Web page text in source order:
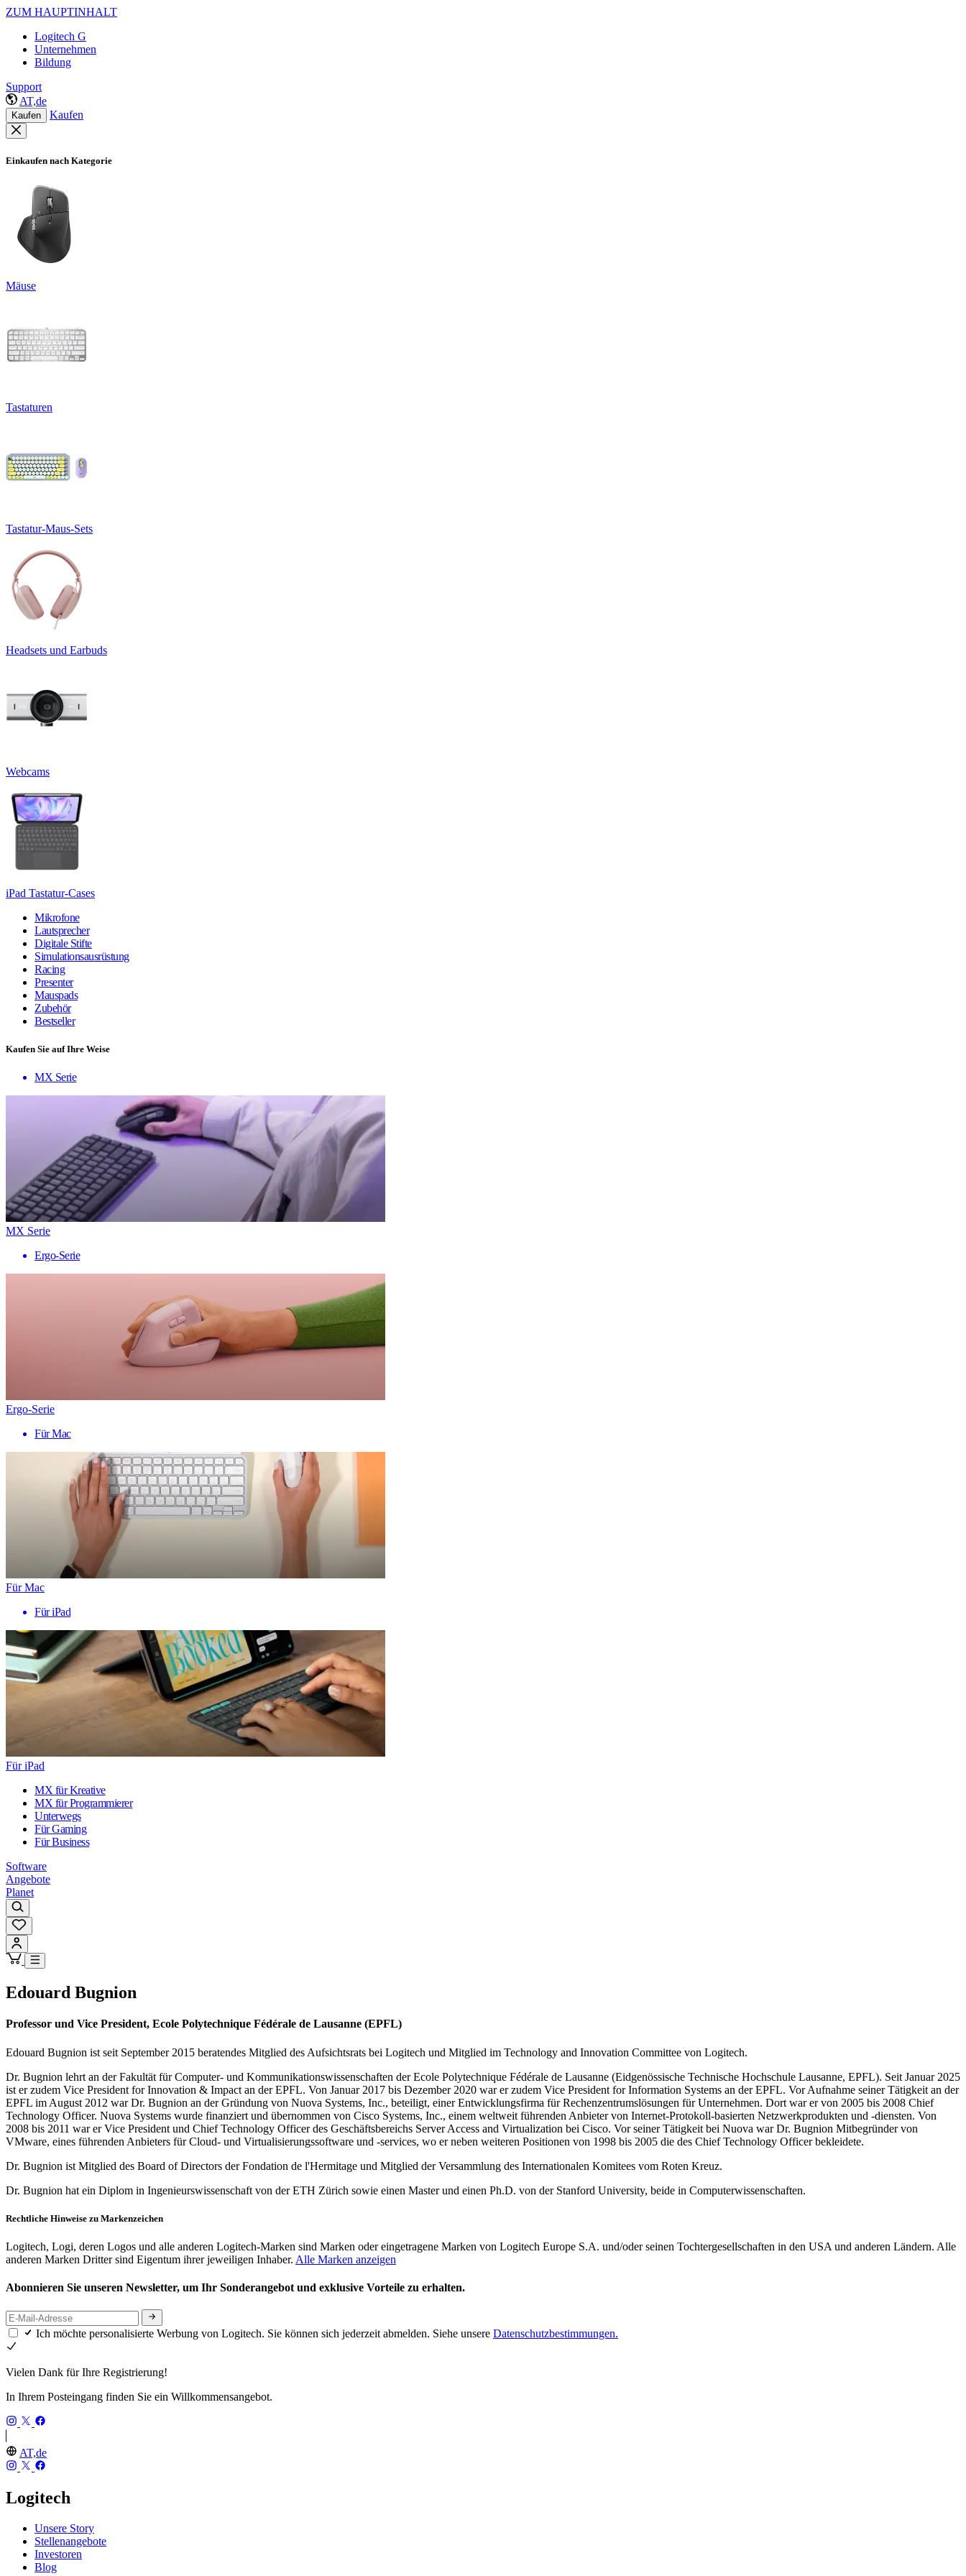
ZUM HAUPTINHALT
Logitech G
Unternehmen
Bildung
Support
AT,de
Kaufen Kaufen
Einkaufen nach Kategorie
Mäuse
Tastaturen
Tastatur-Maus-Sets
Headsets und Earbuds
Webcams
iPad Tastatur-Cases
Mikrofone
Lautsprecher
Digitale Stifte
Simulationsausrüstung
Racing
Presenter
Mauspads
Zubehör
Bestseller
Kaufen Sie auf Ihre Weise
MX Serie
MX Serie
Ergo-Serie
Ergo-Serie
Für Mac
Für Mac
Für iPad
Für iPad
MX für Kreative
MX für Programmierer
Unterwegs
Für Gaming
Für Business
Software
Angebote
Planet
Edouard Bugnion
Professor und Vice President, Ecole Polytechnique Fédérale de Lausanne (EPFL)
Edouard Bugnion ist seit September 2015 beratendes Mitglied des Aufsichtsrats bei Logitech und Mitglied im Technology and Innovation Committee von Logitech.
Dr. Bugnion lehrt an der Fakultät für Computer- und Kommunikationswissenschaften der Ecole Polytechnique Fédérale de Lausanne (Eidgenössische Technische Hochschule Lausanne, EPFL). Seit Januar 2025
ist er zudem Vice President for Innovation & Impact an der EPFL. Von Januar 2017 bis Dezember 2020 war er zudem Vice President for Information Systems an der EPFL. Vor Aufnahme seiner Tätigkeit an der
EPFL im August 2012 war Dr. Bugnion an der Gründung von Nuova Systems, Inc., beteiligt, einer Entwicklungsfirma für Rechenzentrumslösungen für Unternehmen. Dort war er von 2005 bis 2008 Chief
Technology Officer. Nuova Systems wurde finanziert und übernommen von Cisco Systems, Inc., einem weltweit führenden Anbieter von Internet-Protokoll-basierten Netzwerkprodukten und -diensten. Von
2008 bis 2011 war er Vice President und Chief Technology Officer des Geschäftsbereichs Server Access and Virtualization bei Cisco. Vor seiner Tätigkeit bei Nuova war Dr. Bugnion Mitbegründer von
VMware, eines führenden Anbieters für Cloud- und Virtualisierungssoftware und -services, wo er neben weiteren Positionen von 1998 bis 2005 die des Chief Technology Officer bekleidete.
Dr. Bugnion ist Mitglied des Board of Directors der Fondation de l'Hermitage und Mitglied der Versammlung des Internationalen Komitees vom Roten Kreuz.
Dr. Bugnion hat ein Diplom in Ingenieurswissenschaft von der ETH Zürich sowie einen Master und einen Ph.D. von der Stanford University, beide in Computerwissenschaften.
Rechtliche Hinweise zu Markenzeichen
Logitech, Logi, deren Logos und alle anderen Logitech-Marken sind Marken oder eingetragene Marken von Logitech Europe S.A. und/oder seinen Tochtergesellschaften in den USA und anderen Ländern. Alle
anderen Marken Dritter sind Eigentum ihrer jeweiligen Inhaber. Alle Marken anzeigen
Abonnieren Sie unseren Newsletter, um Ihr Sonderangebot und exklusive Vorteile zu erhalten.
Ich möchte personalisierte Werbung von Logitech. Sie können sich jederzeit abmelden. Siehe unsere Datenschutzbestimmungen.
Vielen Dank für Ihre Registrierung!
In Ihrem Posteingang finden Sie ein Willkommensangebot.
AT,de
Logitech
Unsere Story
Stellenangebote
Investoren
Blog